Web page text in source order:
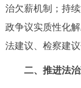
治欠薪机制；持
政争议实质性化
法建议、检察建
二、推进法治